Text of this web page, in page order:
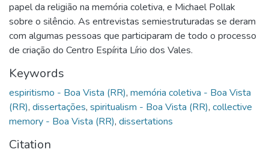
papel da religião na memória coletiva, e Michael Pollak
sobre o silêncio. As entrevistas semiestruturadas se deram
com algumas pessoas que participaram de todo o processo
de criação do Centro Espírita Lírio dos Vales.
Keywords
espiritismo - Boa Vista (RR), memória coletiva - Boa Vista
(RR), dissertações, spiritualism - Boa Vista (RR), collective
memory - Boa Vista (RR), dissertations
Citation